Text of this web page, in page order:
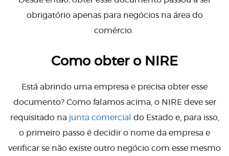
obrigatório apenas para negócios na área do
comércio.
Como obter o NIRE
Está abrindo uma empresa e precisa obter esse
documento? Como falamos acima, o NIRE deve ser
requisitado na junta comercial
do Estado e, para isso,
o primeiro passo é decidir o nome da empresa e
verificar se não existe outro negócio com esse mesmo